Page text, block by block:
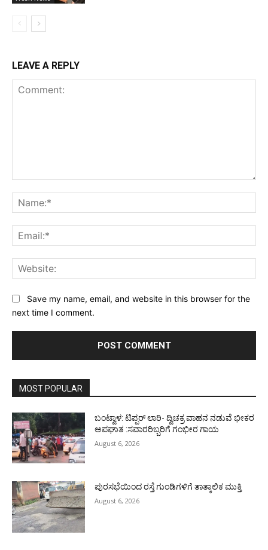
LEAVE A REPLY
Save my name, email, and website in this browser for the
next time I comment.
MOST POPULAR
ಬಂಟ್ವಾಳ: ಟಿಪ್ಪರ್ ಲಾರಿ- ದ್ವಿಚಕ್ರ ವಾಹನ ನಡುವೆ ಭೀಕರ
ಅಪಘಾತ :ಸವಾರರಿಬ್ಬರಿಗೆ ಗಂಭೀರ ಗಾಯ
August 6, 2026
ಪುರಸಭೆಯಿಂದ ರಸ್ತೆ ಗುಂಡಿಗಳಿಗೆ ತಾತ್ಕಾಲಿಕ ಮುಕ್ತಿ
August 6, 2026